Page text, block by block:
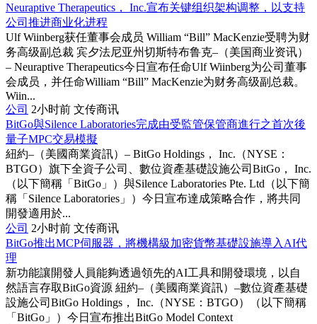
Neuraptive Therapeutics， Inc.宣布关键组织架构调整，以支持
公司推进商业化进程
Ulf Wiinberg获任董事会成员 William “Bill” MacKenzie受聘为财
务高级副总裁 宾夕法尼亚州切斯特布鲁克–（美国商业资讯）
– Neuraptive Therapeutics今日宣布任命Ulf Wiinberg为公司董事
会成员，并任命William “Bill” MacKenzie为财务高级副总裁。
Wiin...
公司 2小时前 文传商讯
BitGo與Silence Laboratories完成由受監管保管商進行之首次後
量子MPC交易模擬
紐約–（美國商業資訊）– BitGo Holdings， Inc.（NYSE：
BTGO）旗下全資子公司、數位資產基礎設施公司BitGo， Inc.
（以下簡稱「BitGo」）與Silence Laboratories Pte. Ltd（以下簡
稱「Silence Laboratories」）今日宣布達成策略合作，將共同
開發適用於...
公司 2小时前 文传商讯
BitGo推出MCP伺服器，將機構級加密貨幣基礎設施導入AI代
理
新功能讓開發人員能夠透過領先的AI工具和開發環境，以自
然語言存取BitGo資源 紐約–（美國商業資訊）–數位資產基礎
設施公司BitGo Holdings， Inc.（NYSE：BTGO）（以下簡稱
「BitGo」）今日宣布推出BitGo Model Context